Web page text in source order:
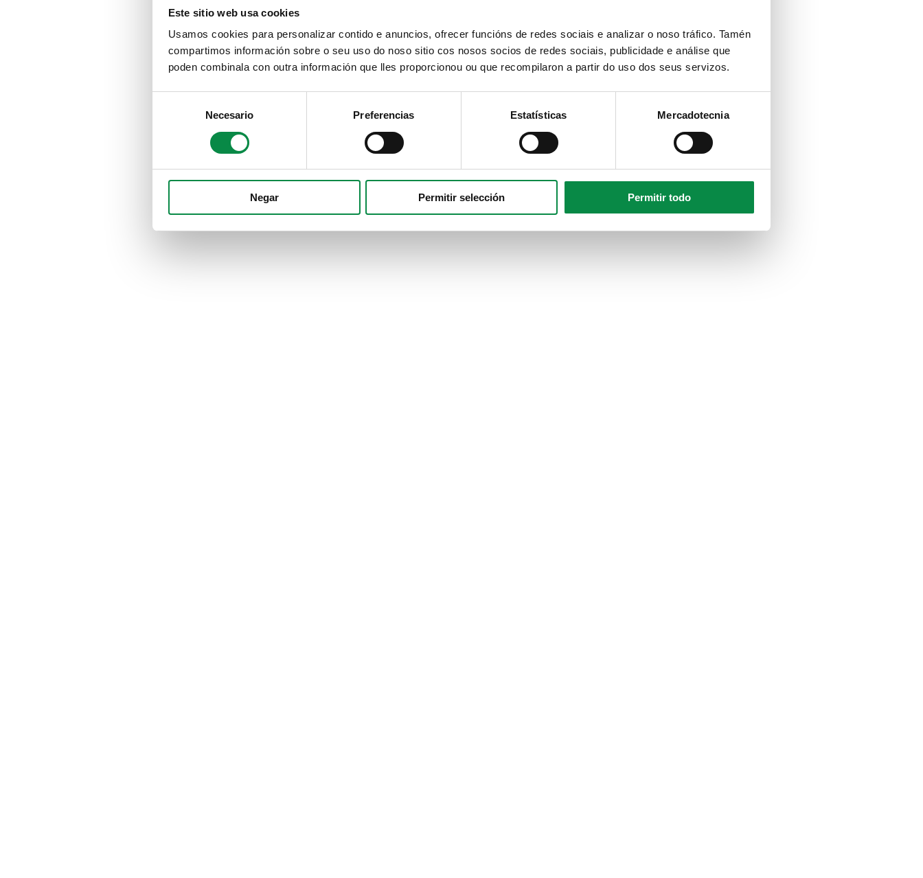
Este sitio web usa cookies
Usamos cookies para personalizar contido e anuncios, ofrecer funcións de redes sociais e analizar o noso tráfico. Tamén
compartimos información sobre o seu uso do noso sitio cos nosos socios de redes sociais, publicidade e análise que
poden combinala con outra información que lles proporcionou ou que recompilaron a partir do uso dos seus servizos.
Necesario Preferencias Estatísticas Mercadotecnia
Negar Permitir selección Permitir todo